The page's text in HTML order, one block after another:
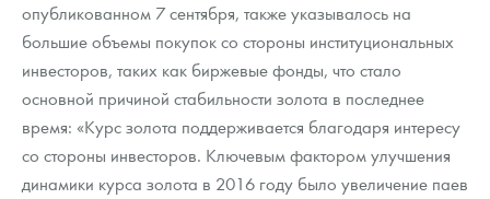
Монеты и жетоны из недрагоценных металлов
Книги по нумизматике
опубликованном 7 сентября, также указывалось на
большие объемы покупок со стороны институциональных
инвесторов, таких как биржевые фонды, что стало
основной причиной стабильности золота в последнее
время: «Курс золота поддерживается благодаря интересу
со стороны инвесторов. Ключевым фактором улучшения
динамики курса золота в 2016 году было увеличение паев